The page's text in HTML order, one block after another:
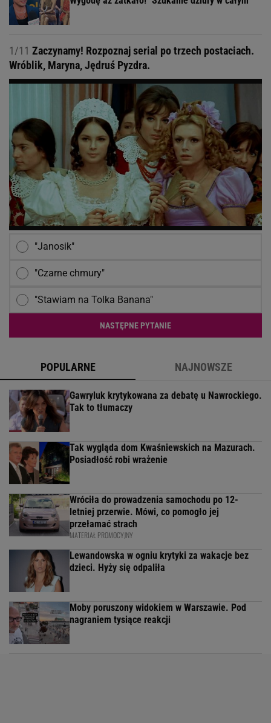
1/11 Zaczynamy! Rozpoznaj serial po trzech postaciach.
Wróblik, Maryna, Jędruś Pyzdra.
"Janosik"
"Czarne chmury"
"Stawiam na Tolka Banana"
NASTĘPNE PYTANIE
POPULARNE NAJNOWSZE
Gawryluk krytykowana za debatę u Nawrockiego.
Tak to tłumaczy
Tak wygląda dom Kwaśniewskich na Mazurach.
Posiadłość robi wrażenie
Wróciła do prowadzenia samochodu po 12-
letniej przerwie. Mówi, co pomogło jej
przełamać strach
MATERIAŁ PROMOCYJNY
Lewandowska w ogniu krytyki za wakacje bez
dzieci. Hyży się odpaliła
Moby poruszony widokiem w Warszawie. Pod
nagraniem tysiące reakcji